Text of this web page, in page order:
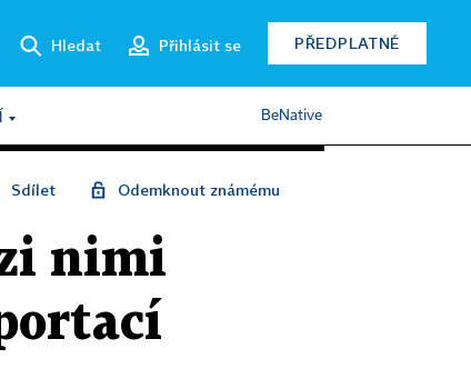
Hledat Přihlásit se PŘEDPLATNÉ
BeNative
Sdílet Odemknout známému
nimi